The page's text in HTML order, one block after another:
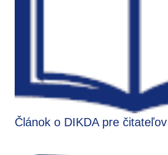
Článok o DIKDA pre